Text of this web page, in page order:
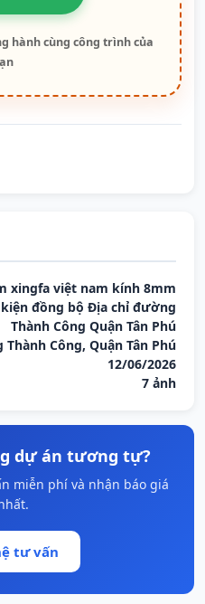
hành cùng công trình của
xingfa việt nam kính 8mm
đồng bộ Địa chỉ đường
Thành Công Quận Tân Phú
Công, Quận Tân Phú
12/06/2026
7 ảnh
dự án tương tự?
miễn phí và nhận báo giá
tư vấn